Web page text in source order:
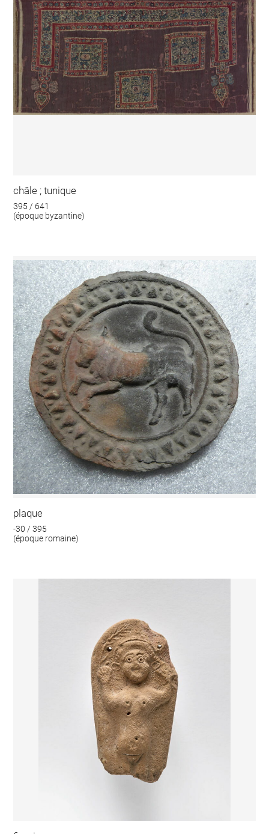
châle ; tunique
395 / 641
(époque byzantine)
plaque
-30 / 395
(époque romaine)